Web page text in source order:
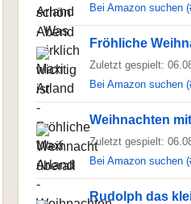
Bei Amazon suchen
Fröhliche
Zuletzt gespielt:
Bei Amazon suchen
Weihnachten
Zuletzt gespielt:
Bei Amazon suchen
Rudolph das